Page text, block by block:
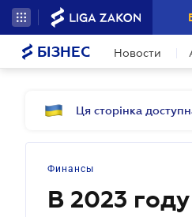
БІЗНЕС Новости
Ця сторінка
Финансы
В 2023